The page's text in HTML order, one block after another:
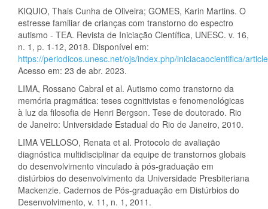
KIQUIO, Thais Cunha de Oliveira; GOMES, Karin Martins. O
estresse familiar de crianças com transtorno do espectro
autismo - TEA. Revista de Iniciação Científica, UNESC. v. 16,
n. 1, p. 1-12, 2018. Disponível em:
https://periodicos.unesc.net/ojs/index.php/iniciacaocientifica/
Acesso em: 23 de abr. 2023.
LIMA, Rossano Cabral et al. Autismo como transtorno da
memória pragmática: teses cognitivistas e fenomenológicas
à luz da filosofia de Henri Bergson. Tese de doutorado. Rio
de Janeiro: Universidade Estadual do Rio de Janeiro, 2010.
LIMA VELLOSO, Renata et al. Protocolo de avaliação
diagnóstica multidisciplinar da equipe de transtornos globais
do desenvolvimento vinculado à pós-graduação em
distúrbios do desenvolvimento da Universidade Presbiteriana
Mackenzie. Cadernos de Pós-graduação em Distúrbios do
Desenvolvimento, v. 11, n. 1, 2011.